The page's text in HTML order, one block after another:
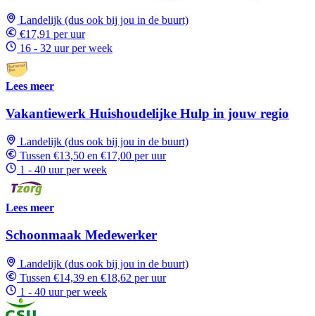
Landelijk (dus ook bij jou in de buurt)
€17,91 per uur
16 - 32 uur per week
Lees meer
Vakantiewerk Huishoudelijke Hulp in jouw regio
Landelijk (dus ook bij jou in de buurt)
Tussen €13,50 en €17,00 per uur
1 - 40 uur per week
Lees meer
Schoonmaak Medewerker
Landelijk (dus ook bij jou in de buurt)
Tussen €14,39 en €18,62 per uur
1 - 40 uur per week